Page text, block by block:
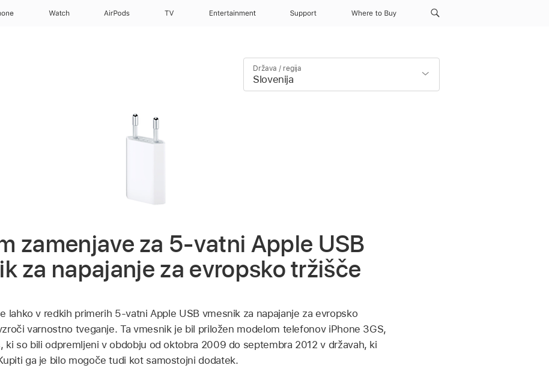
Watch AirPods TV Entertainment Support Where to Buy
Država / regija
zamenjave za 5-vatni Apple USB
za napajanje za evropsko tržišče
lahko v redkih primerih 5-vatni Apple USB vmesnik za napajanje za evropsko
varnostno tveganje. Ta vmesnik je bil priložen modelom telefonov iPhone 3GS,
ki so bili odpremljeni v obdobju od oktobra 2009 do septembra 2012 v državah, ki
ga je bilo mogoče tudi kot samostojni dodatek.